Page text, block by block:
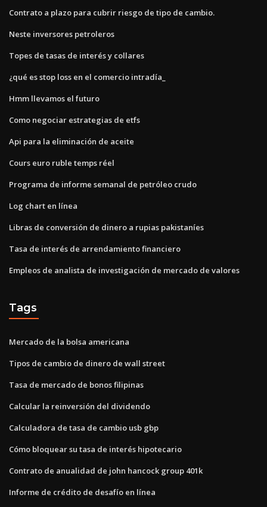
Contrato a plazo para cubrir riesgo de tipo de cambio.
Neste inversores petroleros
Topes de tasas de interés y collares
¿qué es stop loss en el comercio intradía_
Hmm llevamos el futuro
Como negociar estrategias de etfs
Api para la eliminación de aceite
Cours euro ruble temps réel
Programa de informe semanal de petróleo crudo
Log chart en línea
Libras de conversión de dinero a rupias pakistaníes
Tasa de interés de arrendamiento financiero
Empleos de analista de investigación de mercado de valores
Tags
Mercado de la bolsa americana
Tipos de cambio de dinero de wall street
Tasa de mercado de bonos filipinas
Calcular la reinversión del dividendo
Calculadora de tasa de cambio usb gbp
Cómo bloquear su tasa de interés hipotecario
Contrato de anualidad de john hancock group 401k
Informe de crédito de desafío en línea